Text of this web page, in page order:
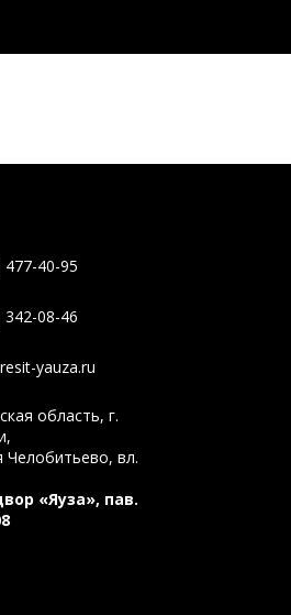
477-40-95
342-08-46
yauza.ru
область, г.
Челобитьево, вл.
«Яуза», пав.